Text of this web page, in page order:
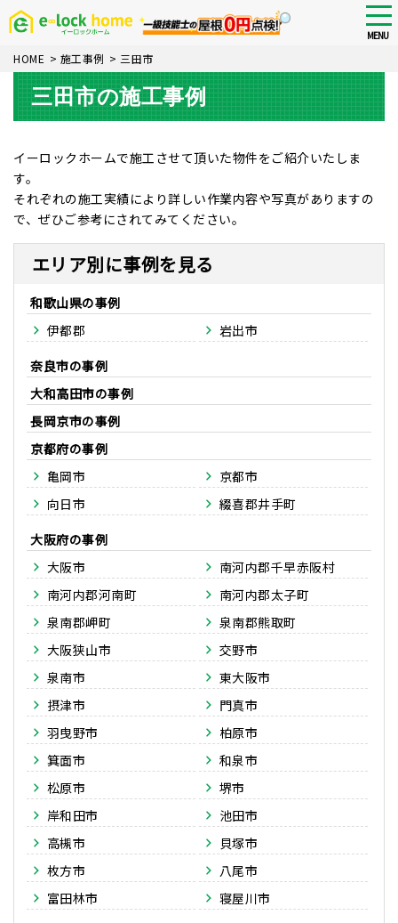
Skip
content
MENU
HOME > 施工事例 > 三田市
三田市の施工事例
イーロックホームで施工させて頂いた物件をご紹介いたしま
す。
それぞれの施工実績により詳しい作業内容や写真がありますの
で、ぜひご参考にされてみてください。
エリア別に事例を見る
和歌山県
伊都郡
岩出市
奈良市
大和高田市
長岡京市
京都府
亀岡市
京都市
向日市
綴喜郡井手町
大阪府
大阪市
南河内郡千早赤阪村
南河内郡河南町
南河内郡太子町
泉南郡岬町
泉南郡熊取町
大阪狭山市
交野市
泉南市
東大阪市
摂津市
門真市
羽曳野市
柏原市
箕面市
和泉市
松原市
堺市
岸和田市
池田市
高槻市
貝塚市
枚方市
八尾市
富田林市
寝屋川市